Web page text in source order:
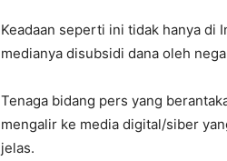
Keadaan seperti ini tidak hanya di
medianya disubsidi dana oleh
Tenaga bidang pers yang
mengalir ke media digital/siber
jelas.